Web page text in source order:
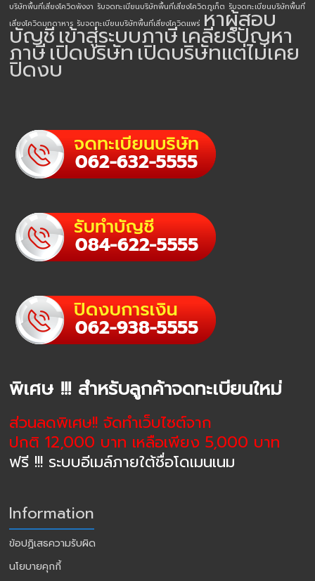
บริษัทพื้นที่เสี่ยงโควิดพังงา รับจดทะเบียนบริษัทพื้นที่เสี่ยงโควิดภูเก็ต รับจดทะเบียนบริษัทพื้นที่
เสี่ยงโควิดมุกดาหาร รับจดทะเบียนบริษัทพื้นที่เสี่ยงโควิดแพร่ หาผู้สอบ
บัญชีเข้าสู่ระบบภาษีเคลียร์ปัญหา
ภาษีเปิดบริษัทเปิดบริษัทแต่ไม่เคย
ปิดงบ
พิเศษ !!! สำหรับลูกค้าจดทะเบียนใหม่
ส่วนลดพิเศษ!! จัดทำเว็บไซต์จาก
ปกติ 12,000 บาท เหลือเพียง 5,000 บาท
ฟรี !!! ระบบอีเมล์ภายใต้ชื่อโดเมนเนม
Information
ข้อปฏิเสธความรับผิด
นโยบายคุกกี้